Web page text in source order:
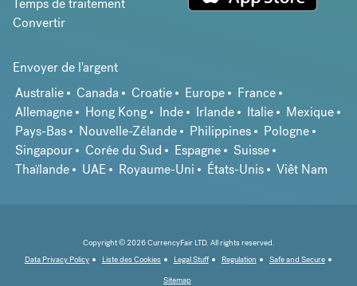
Temps de traitement
Convertir
Envoyer de l'argent
Australie
Canada Croatie Europe
France
Allemagne
Hong Kong Inde Irlande Italie
Mexique
Pays-Bas
Nouvelle-Zélande Philippines
Pologne
Singapour
Corée du Sud Espagne
Suisse
Thaïlande
UAE Royaume-Uni États-Unis Viêt Nam
Copyright © 2026 CurrencyFair LTD. All rights reserved.
Data Privacy Policy
Liste des Cookies Legal Stuff Regulation
Safe and Secure
Sitemap